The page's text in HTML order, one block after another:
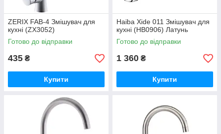
ZERIX FAB-4 Змішувач для
кухні (ZX3052)
Готово до відправки
435 ₴
Купити
Haiba Xide 011 Змішувач для
кухні (HB0906) Латунь
Готово до відправки
1 360 ₴
Купити